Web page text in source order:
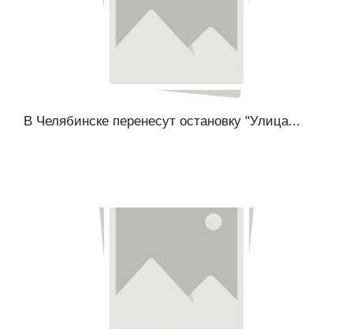
В Челябинске перенесут остановку "Улица...